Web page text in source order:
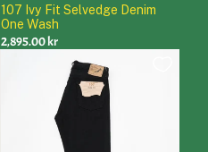
107 Ivy Fit Selvedge Denim
One Wash
2,895.00 kr